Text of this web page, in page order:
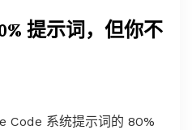
提示词，但你不
系统提示词的 80%